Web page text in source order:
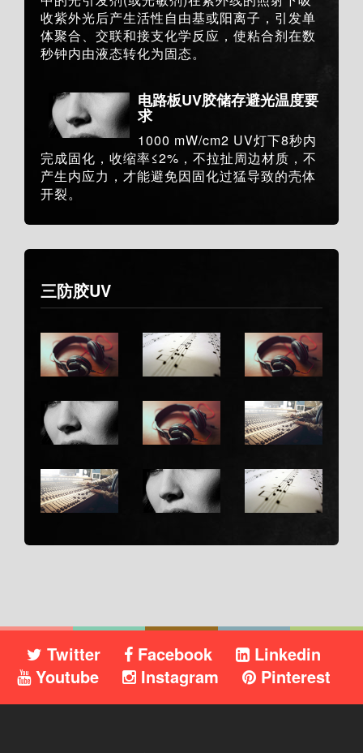
收紫外光后产生活性自由基或阳离子，引发单
体聚合、交联和接支化学反应，使粘合剂在数
秒钟内由液态转化为固态。
电路板UV胶储存避光温度要
求
1000 mW/cm2 UV灯下8秒内
完成固化，收缩率≤2%，不拉扯周边材质，不
产生内应力，才能避免因固化过猛导致的壳体
开裂。
三防胶UV
Twitter Facebook
Linkedin
Youtube
Instagram Pinterest